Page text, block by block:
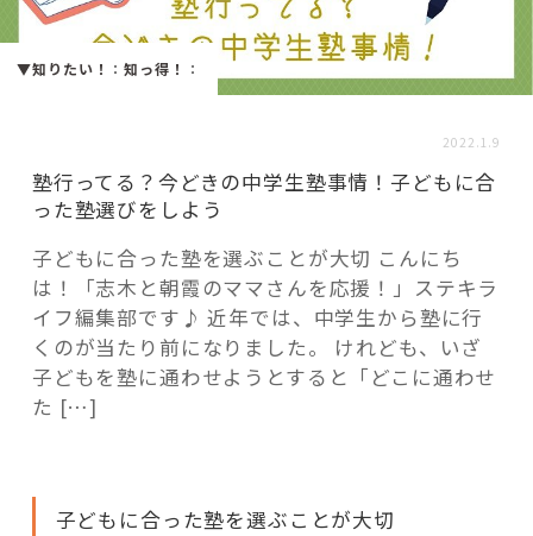
HAREL HAREL
活用事例
「モノ」
fleXe リノベ事例
「ひと」
▼知りたい！ ：知っ得！ ：
2022.1.9
塾行ってる？今どきの中学生塾事情！子どもに合
った塾選びをしよう
子どもに合った塾を選ぶことが大切 こんにち
は！「志木と朝霞のママさんを応援！」ステキラ
イフ編集部です♪ 近年では、中学生から塾に行
くのが当たり前になりました。 けれども、いざ
子どもを塾に通わせようとすると「どこに通わせ
た […]
子どもに合った塾を選ぶことが大切